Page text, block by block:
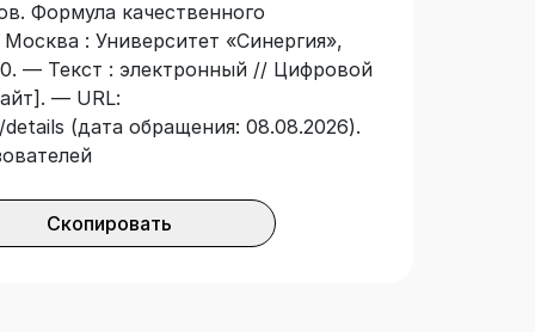
студентам факультетов
управления
и объектов гостеприимства в
проектного и ивент-
компаний, занимающихся
продовольственного сырья и
Формула качественного
: Университет «Синергия»,
— Текст : электронный // Цифровой
— URL:
(дата обращения: 08.08.2026).
Скопировать